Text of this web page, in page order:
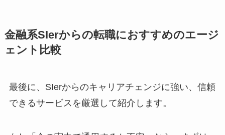
金融系SIerからの転職におすすめのエージ
ェント比較
最後に、SIerからのキャリアチェンジに強い、信頼
できるサービスを厳選して紹介します。